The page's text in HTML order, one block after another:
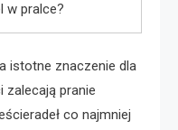
w pralce?
istotne znaczenie dla
zalecają pranie
co najmniej